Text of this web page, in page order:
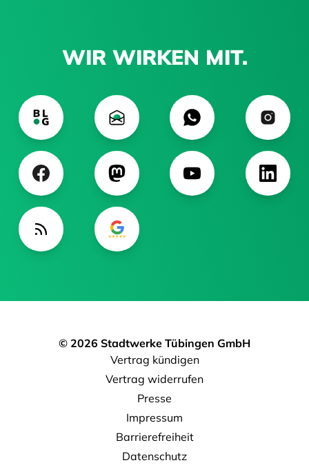
WIR WIRKEN MIT.
© 2026 Stadtwerke Tübingen GmbH
Vertrag kündigen
Vertrag widerrufen
Presse
Impressum
Barrierefreiheit
Datenschutz